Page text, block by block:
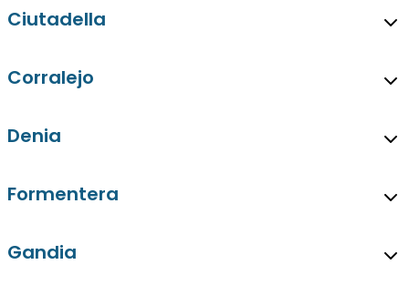
Ciutadella
Corralejo
Denia
Formentera
Gandia